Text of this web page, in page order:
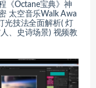
《Octane宝典》神
太空音乐Walk Awa
光技法全面解析( 灯
、史诗场景) 视频教